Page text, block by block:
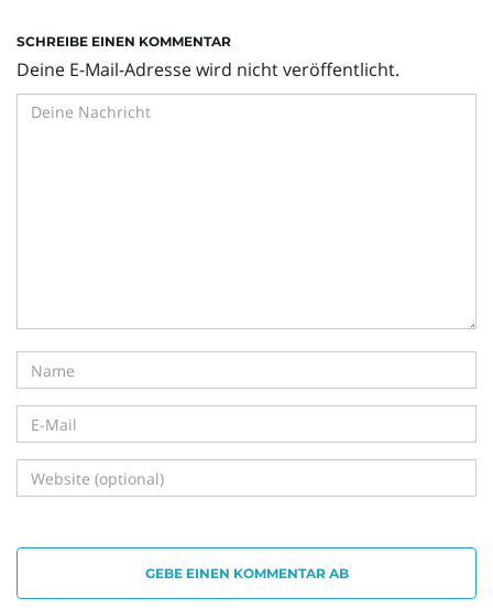
a
t
i
SCHREIBE EINEN KOMMENTAR
Deine E-Mail-Adresse wird nicht veröffentlicht.
GEBE EINEN KOMMENTAR AB